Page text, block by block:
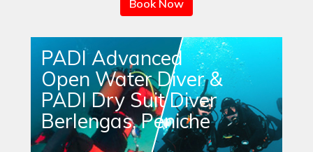
Book Now
PADI Advanced
Open Water Diver &
PADI Dry Suit Diver
Berlengas, Peniche